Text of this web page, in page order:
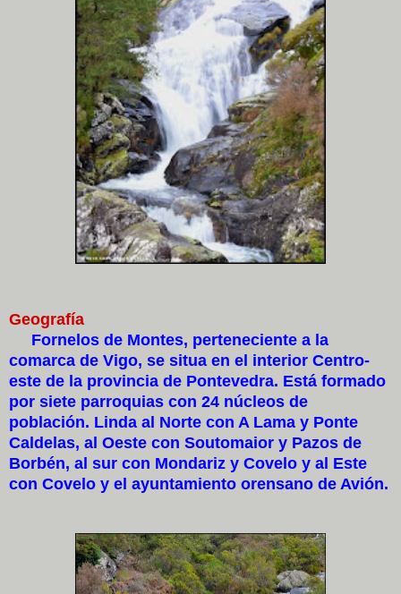
Geografía
Fornelos de Montes, perteneciente a la
comarca de Vigo, se situa en el interior Centro-
este de la provincia de Pontevedra. Está formado
por siete parroquias con 24 núcleos de
población. Linda al Norte con A Lama y Ponte
Caldelas, al Oeste con Soutomaior y Pazos de
Borbén, al sur con Mondariz y Covelo y al Este
con Covelo y el ayuntamiento orensano de Avión.